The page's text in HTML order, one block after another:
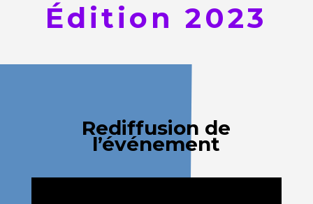
Édition 2023
Rediffusion de
l’événement